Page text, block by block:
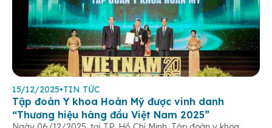
15/12/2025•TIN TỨC
Tập đoàn Y khoa Hoàn Mỹ được vinh danh
“Thương hiệu hàng đầu Việt Nam 2025”